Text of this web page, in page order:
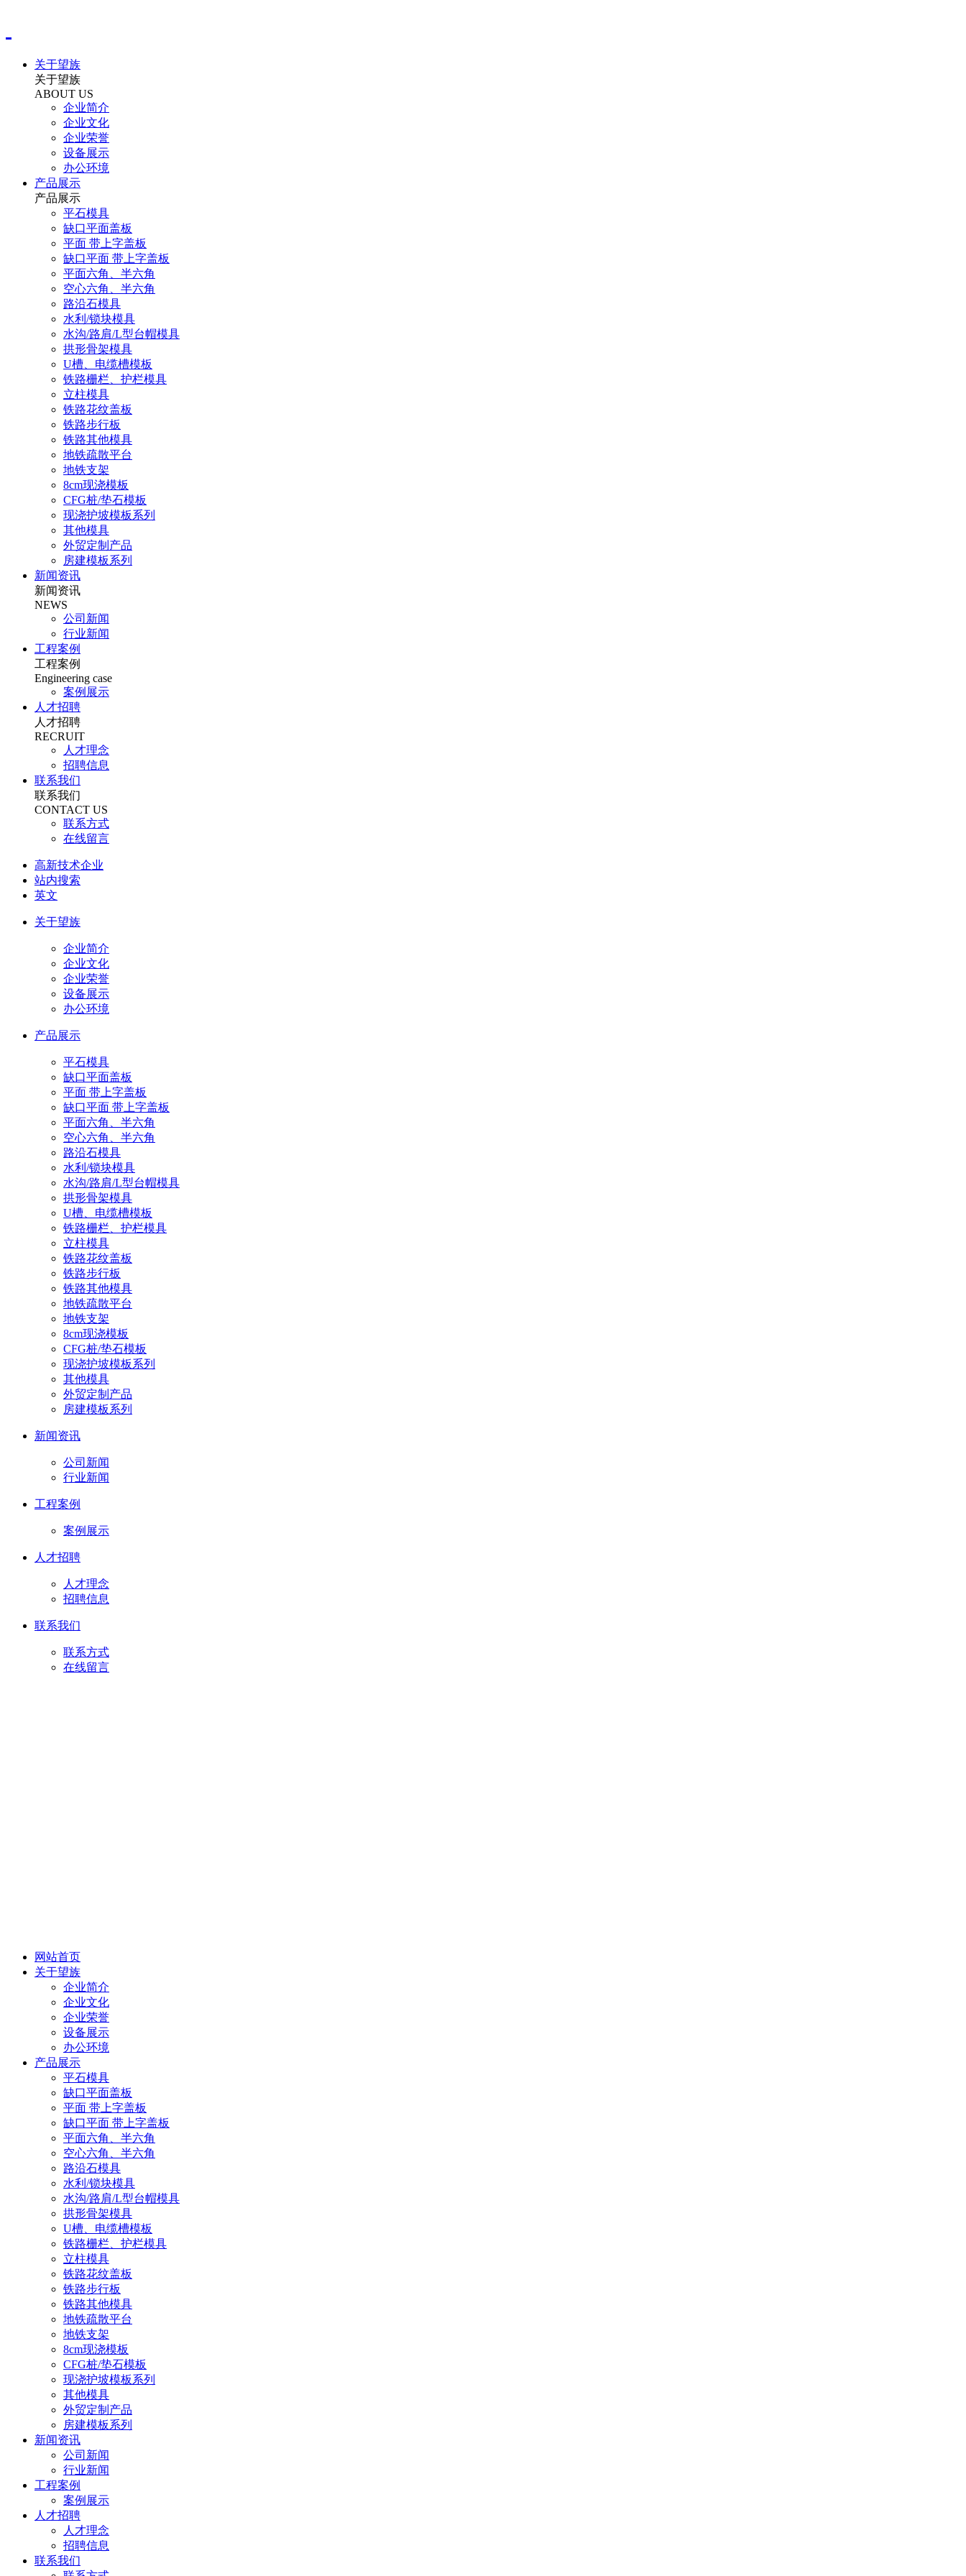
关于望族
关于望族
ABOUT US
企业简介
企业文化
企业荣誉
设备展示
办公环境
产品展示
产品展示
平石模具
缺口平面盖板
平面 带上字盖板
缺口平面 带上字盖板
平面六角、半六角
空心六角、半六角
路沿石模具
水利/锁块模具
水沟/路肩/L型台帽模具
拱形骨架模具
U槽、电缆槽模板
铁路栅栏、护栏模具
立柱模具
铁路花纹盖板
铁路步行板
铁路其他模具
地铁疏散平台
地铁支架
8cm现浇模板
CFG桩/垫石模板
现浇护坡模板系列
其他模具
外贸定制产品
房建模板系列
新闻资讯
新闻资讯
NEWS
公司新闻
行业新闻
工程案例
工程案例
Engineering case
案例展示
人才招聘
人才招聘
RECRUIT
人才理念
招聘信息
联系我们
联系我们
CONTACT US
联系方式
在线留言
高新技术企业
站内搜索
英文
关于望族
企业简介
企业文化
企业荣誉
设备展示
办公环境
产品展示
平石模具
缺口平面盖板
平面 带上字盖板
缺口平面 带上字盖板
平面六角、半六角
空心六角、半六角
路沿石模具
水利/锁块模具
水沟/路肩/L型台帽模具
拱形骨架模具
U槽、电缆槽模板
铁路栅栏、护栏模具
立柱模具
铁路花纹盖板
铁路步行板
铁路其他模具
地铁疏散平台
地铁支架
8cm现浇模板
CFG桩/垫石模板
现浇护坡模板系列
其他模具
外贸定制产品
房建模板系列
新闻资讯
公司新闻
行业新闻
工程案例
案例展示
人才招聘
人才理念
招聘信息
联系我们
联系方式
在线留言
网站首页
关于望族
企业简介
企业文化
企业荣誉
设备展示
办公环境
产品展示
平石模具
缺口平面盖板
平面 带上字盖板
缺口平面 带上字盖板
平面六角、半六角
空心六角、半六角
路沿石模具
水利/锁块模具
水沟/路肩/L型台帽模具
拱形骨架模具
U槽、电缆槽模板
铁路栅栏、护栏模具
立柱模具
铁路花纹盖板
铁路步行板
铁路其他模具
地铁疏散平台
地铁支架
8cm现浇模板
CFG桩/垫石模板
现浇护坡模板系列
其他模具
外贸定制产品
房建模板系列
新闻资讯
公司新闻
行业新闻
工程案例
案例展示
人才招聘
人才理念
招聘信息
联系我们